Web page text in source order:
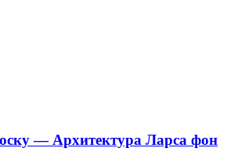
— Архитектура Ларса фон